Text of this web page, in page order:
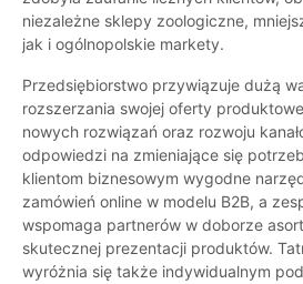
niezależne sklepy zoologiczne,
jak i ogólnopolskie markety.
Przedsiębiorstwo przywiązuje dużą
rozszerzania swojej oferty
nowych rozwiązań oraz rozwoju
odpowiedzi na zmieniające się
klientom biznesowym wygodne
zamówień online w modelu B2B, a
wspomaga partnerów w doborze
skutecznej prezentacji produktów.
wyróżnia się także indywidualnym